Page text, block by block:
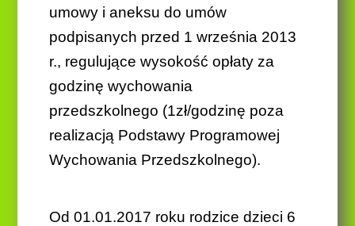
umowy i aneksu do umów
podpisanych przed 1 września 2013
r., regulujące wysokość opłaty za
godzinę wychowania
przedszkolnego (1zł/godzinę poza
realizacją Podstawy Programowej
Wychowania Przedszkolnego).
Od 01.01.2017 roku rodzice dzieci 6